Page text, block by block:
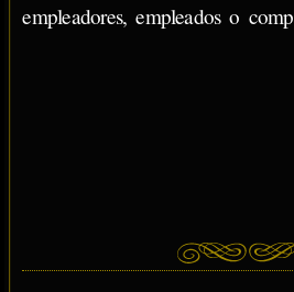
empleadores, empleados o